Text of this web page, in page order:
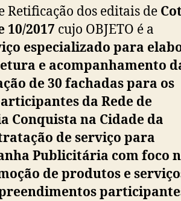
Retificação dos editais de
10/2017 cujo OBJETO é a
especializado para
e acompanhamento
de 30 fachadas para os
da Rede de
Conquista na Cidade da
de serviço para
Publicitária com foco
de produtos e